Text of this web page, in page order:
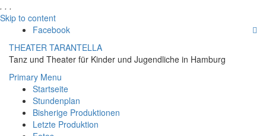
. . .
Skip to content
Facebook
THEATER TARANTELLA
Tanz und Theater für Kinder und Jugendliche in Hamburg
Primary Menu
Startseite
Stundenplan
Bisherige Produktionen
Letzte Produktion